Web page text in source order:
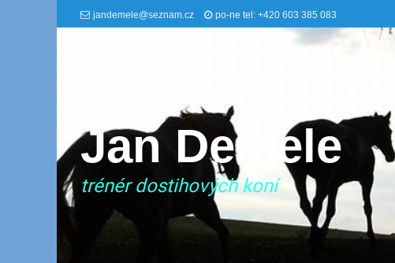
jandemele@seznam.cz po-ne tel: +420 603 385 083
Jan Demele
trénér dostihových koní